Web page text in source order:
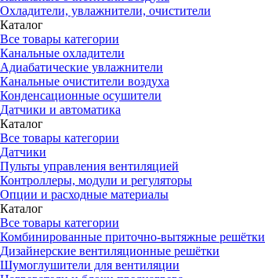
Охладители, увлажнители, очистители
Каталог
Все товары категории
Канальные охладители
Адиабатические увлажнители
Канальные очистители воздуха
Конденсационные осушители
Датчики и автоматика
Каталог
Все товары категории
Датчики
Пульты управления вентиляцией
Контроллеры, модули и регуляторы
Опции и расходные материалы
Каталог
Все товары категории
Комбинированные приточно-вытяжные решётки
Дизайнерские вентиляционные решётки
Шумоглушители для вентиляции